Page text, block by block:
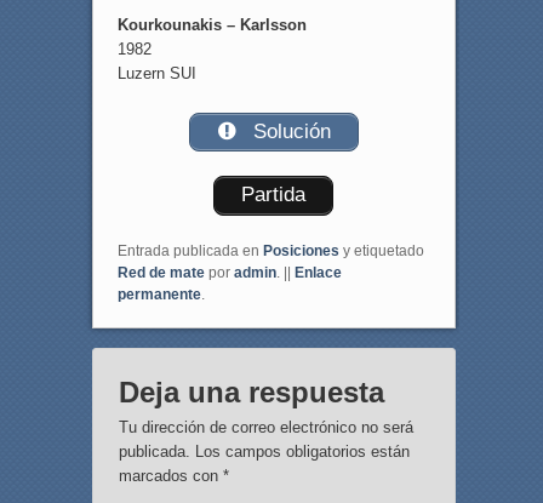
Kourkounakis – Karlsson
1982
Luzern SUI
Solución
Partida
Entrada publicada en Posiciones y etiquetado
Red de matepor admin. || Enlace
permanente.
Deja una respuesta
Tu dirección de correo electrónico no será
publicada. Los campos obligatorios están
marcados con *